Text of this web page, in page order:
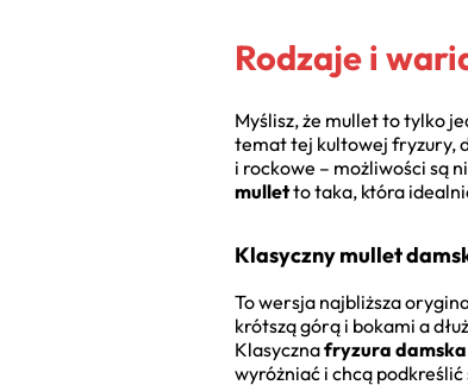
Rodzaje i
Myślisz, że mullet to tylko
temat tej kultowej fryzury,
i rockowe – możliwości są
mulletto taka, która
Klasyczny mullet
To wersja najbliższa
krótszą górą i bokami a
Klasycznafryzura
wyróżniać i chcą podkreślić